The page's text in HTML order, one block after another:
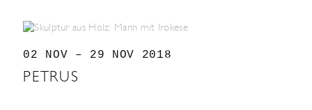
02 NOV – 29 NOV 2018
PETRUS